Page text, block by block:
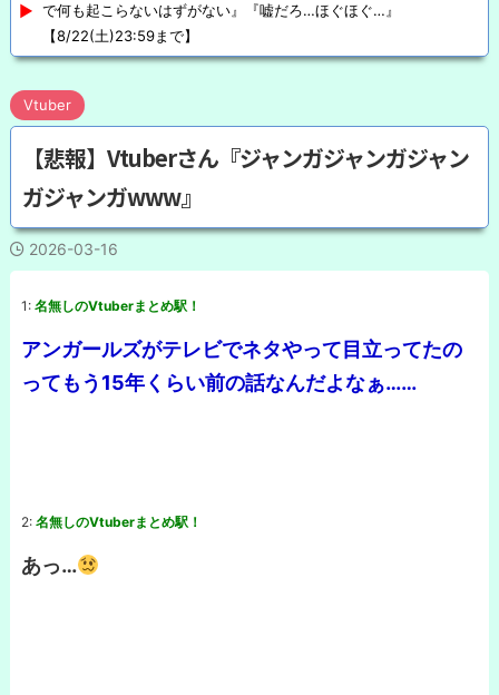
で何も起こらないはずがない』『嘘だろ…ほぐほぐ…』
【8/22(土)23:59まで】
Vtuber
【悲報】Vtuberさん『ジャンガジャンガジャン
ガジャンガwww』
2026-03-16
1: 名無しのVtuberまとめ駅！
アンガールズがテレビでネタやって目立ってたの
ってもう15年くらい前の話なんだよなぁ……
2: 名無しのVtuberまとめ駅！
あっ…